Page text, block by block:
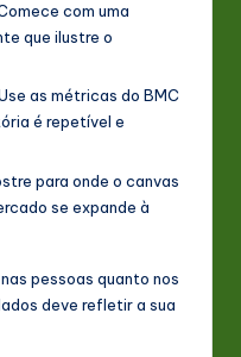
com uma
que ilustre o
as métricas do BMC
é repetível e
para onde o canvas
se expande à
pessoas quanto nos
deve refletir a sua